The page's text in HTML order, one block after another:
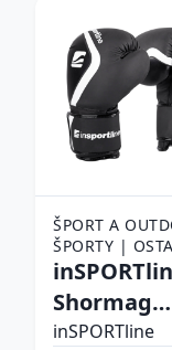
ŠPORT A
ŠPORTY |
ŠPORTY |
BOXERSKÉ
Shormag
čierna - 14oz
inSPORTline